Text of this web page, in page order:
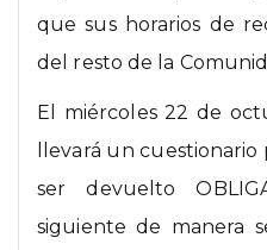
que sus horarios de
del resto de la
El miércoles 22 de
llevará un
ser devuelto
siguiente de manera